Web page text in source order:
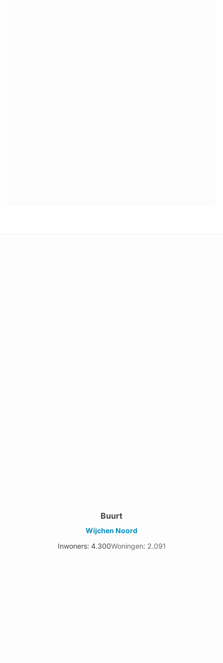
Buurt
Wijchen Noord
Inwoners: 4.300Woningen: 2.091